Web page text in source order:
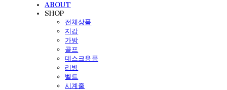
ABOUT
SHOP
전체상품
지갑
가방
골프
데스크용품
리빙
벨트
시계줄